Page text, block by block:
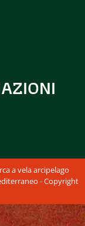
a vela arcipelago
- Copyright